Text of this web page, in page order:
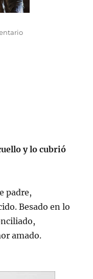
en
y lo cubrió
padre,
Besado en lo
amado.